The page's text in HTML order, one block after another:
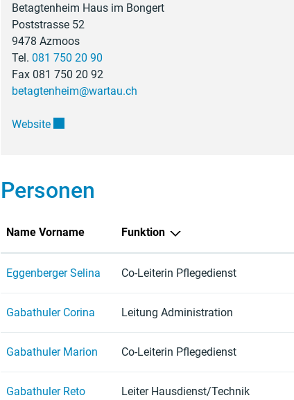
Betagtenheim Haus im Bongert
Poststrasse 52
9478 Azmoos
Tel. 081 750 20 90
Fax 081 750 20 92
betagtenheim@wartau.ch
WebsiteExterner Link wird in einem neuen Fenster geöffnet.
Personen
Name Vorname Funktion
Eggenberger Selina Co-Leiterin Pflegedienst
Gabathuler Corina Leitung Administration
Gabathuler Marion Co-Leiterin Pflegedienst
Gabathuler Reto Leiter Hausdienst/Technik